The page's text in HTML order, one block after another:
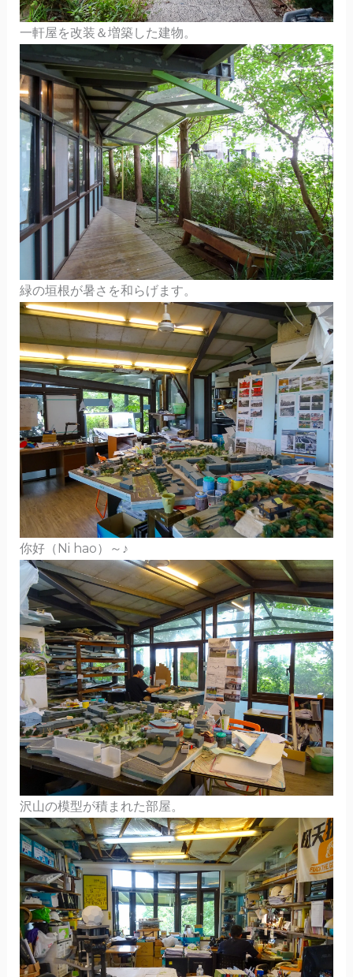
一軒屋を改装＆増築した建物。
緑の垣根が暑さを和らげます。
你好（Ni hao）～♪
沢山の模型が積まれた部屋。